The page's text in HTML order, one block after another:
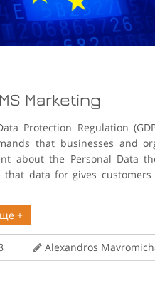
Marketing
Protection Regulation
that businesses and
about the Personal Data
that data for gives
+
Alexandros